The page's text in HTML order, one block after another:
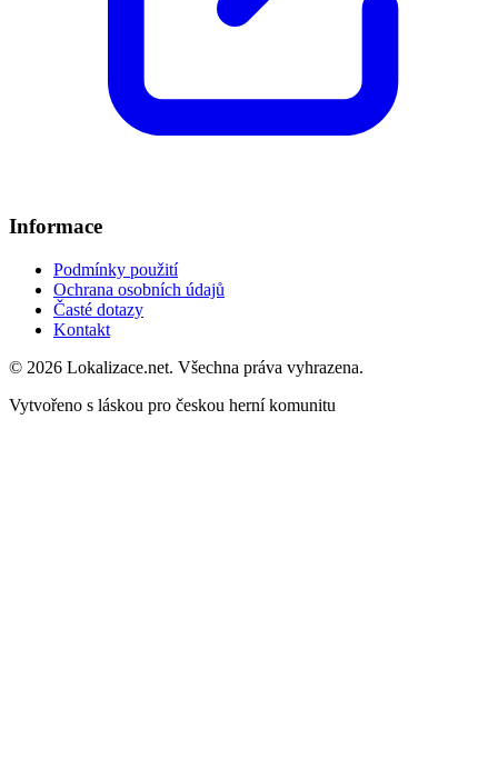
Informace
Podmínky použití
Ochrana osobních údajů
Časté dotazy
Kontakt
© 2026 Lokalizace.net. Všechna práva vyhrazena.
Vytvořeno s láskou pro českou herní komunitu